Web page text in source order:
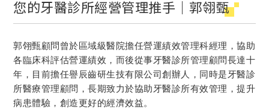
您的牙醫診所經營管理推手｜郭翎甄
郭翎甄顧問曾於區域級醫院擔任營運績效管理科經理，協助
各臨床科評估營運績效，而後從事牙醫診所管理顧問長達十
年，目前擔任譽辰齒研生技有限公司創辦人，同時是牙醫診
所醫療管理顧問，長期致力於協助牙醫診所有效管理，提升
病患體驗，創造更好的經濟效益。